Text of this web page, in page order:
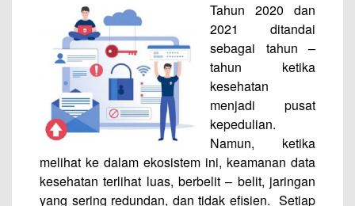
Tahun 2020 dan
2021 ditandai
sebagai tahun –
tahun ketika
kesehatan
menjadi pusat
kepedulian.
Namun, ketika
melihat ke dalam ekosistem ini, keamanan data
kesehatan terlihat luas, berbelit – belit, jaringan
yang sering redundan, dan tidak efisien. Setiap